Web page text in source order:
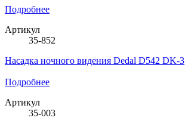
Подробнее
Артикул
35-852
Насадка ночного видения Dedal D542 DK-3
Подробнее
Артикул
35-003